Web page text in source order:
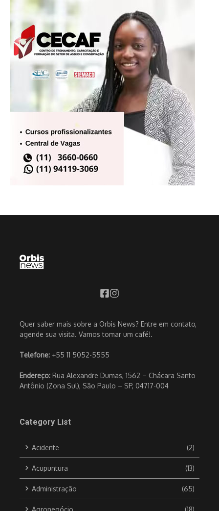
Quer saber mais sobre a Orbis News? Entre em contato,
agende sua visita. Vamos tomar um café!.
Telefone: +55 11 5052-5555
Endereço: Rua Alexandre Dumas, 1562 – Chácara Santo
Antônio (Zona Sul), São Paulo – SP, 04717-004
Category List
Acidente (2)
Acupuntura (13)
Administração (65)
Agronegócio (18)